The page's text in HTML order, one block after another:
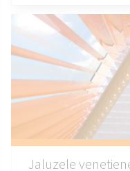
Jaluzele